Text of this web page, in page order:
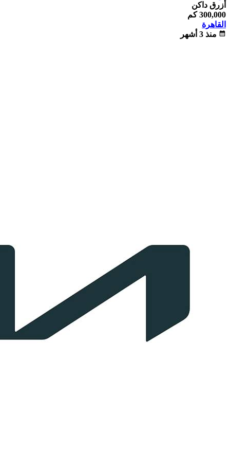
أزرق داكن
300,000 كم
القاهرة
calendar_month منذ 3 أشهر